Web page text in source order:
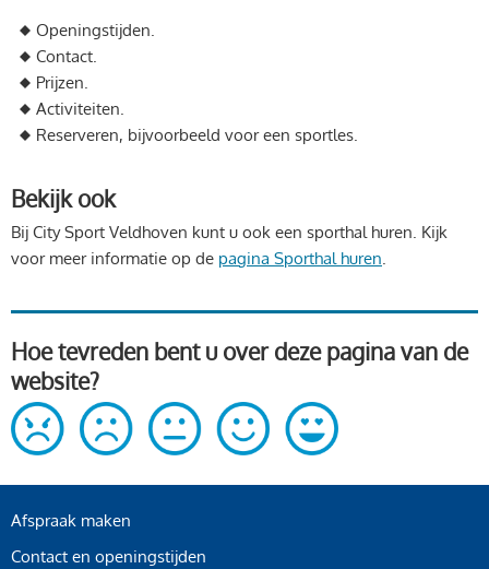
Openingstijden.
Contact.
Prijzen.
Activiteiten.
Reserveren, bijvoorbeeld voor een sportles.
Bekijk ook
Bij City Sport Veldhoven kunt u ook een sporthal huren. Kijk
voor meer informatie op de pagina Sporthal huren.
Hoe tevreden bent u over deze pagina van de
website?
Afspraak maken
Contact en openingstijden